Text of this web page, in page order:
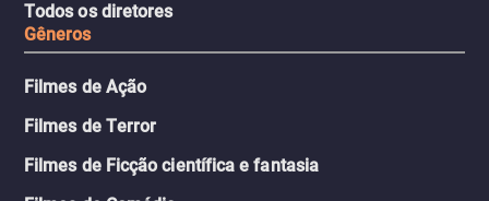
Todos os diretores
Gêneros
Filmes de Ação
Filmes de Terror
Filmes de Ficção científica e fantasia